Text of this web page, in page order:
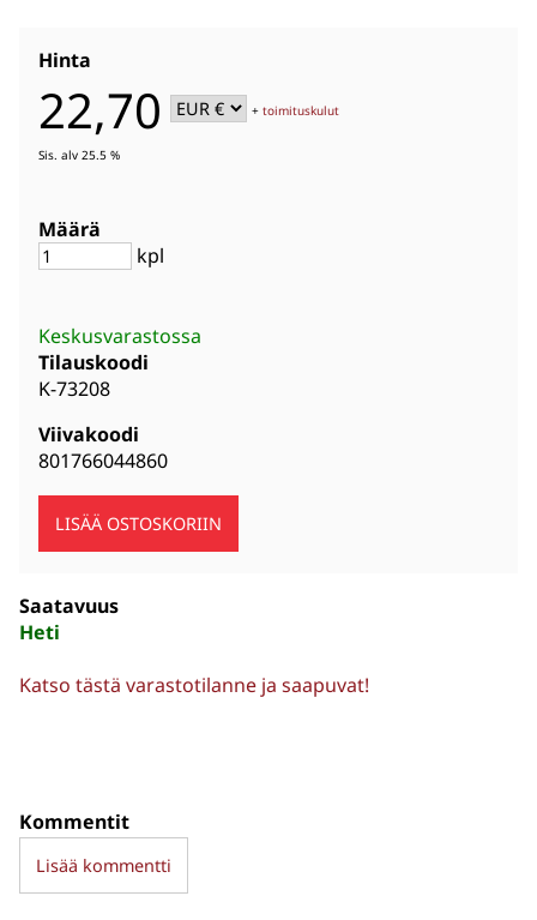
Hinta
22,70 +toimituskulut
Sis. alv 25.5 %
Määrä
kpl
Keskusvarastossa
Tilauskoodi
K-73208
Viivakoodi
801766044860
Saatavuus
Heti
Katso tästä varastotilanne ja saapuvat!
Kommentit
Lisää kommentti